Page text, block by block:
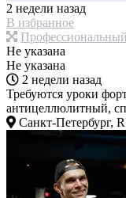
2 недели назад
В избранное
Не указана
Не указана
2 недели назад
Требуются уроки
антицеллюлитный,
Санкт-Петербург,